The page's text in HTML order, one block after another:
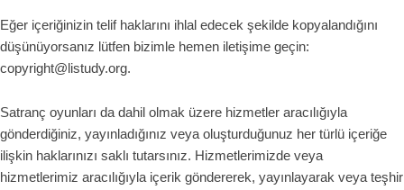
Eğer içeriğinizin telif haklarını ihlal edecek şekilde kopyalandığını
düşünüyorsanız lütfen bizimle hemen iletişime geçin:
copyright@listudy.org.
Satranç oyunları da dahil olmak üzere hizmetler aracılığıyla
gönderdiğiniz, yayınladığınız veya oluşturduğunuz her türlü içeriğe
ilişkin haklarınızı saklı tutarsınız. Hizmetlerimizde veya
hizmetlerimiz aracılığıyla içerik göndererek, yayınlayarak veya teşhir